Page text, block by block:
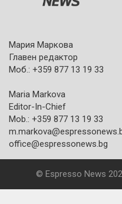
Мария Маркова
Главен редактор
Моб.: +359 877 13 19 33
Maria Markova
Editor-In-Chief
Mob.: +359 877 13 19 33
office@espressonews.bg
© Espresso News